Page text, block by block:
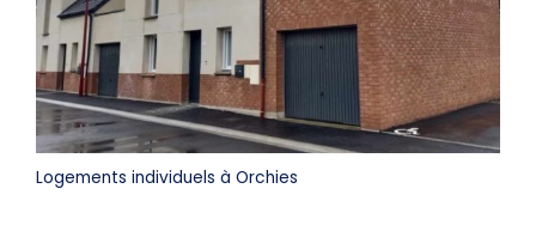
Logements individuels à Orchies